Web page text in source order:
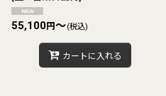
55,100円～(税込)
カートに入れる